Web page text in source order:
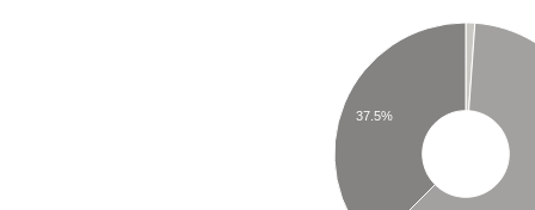
37.5%